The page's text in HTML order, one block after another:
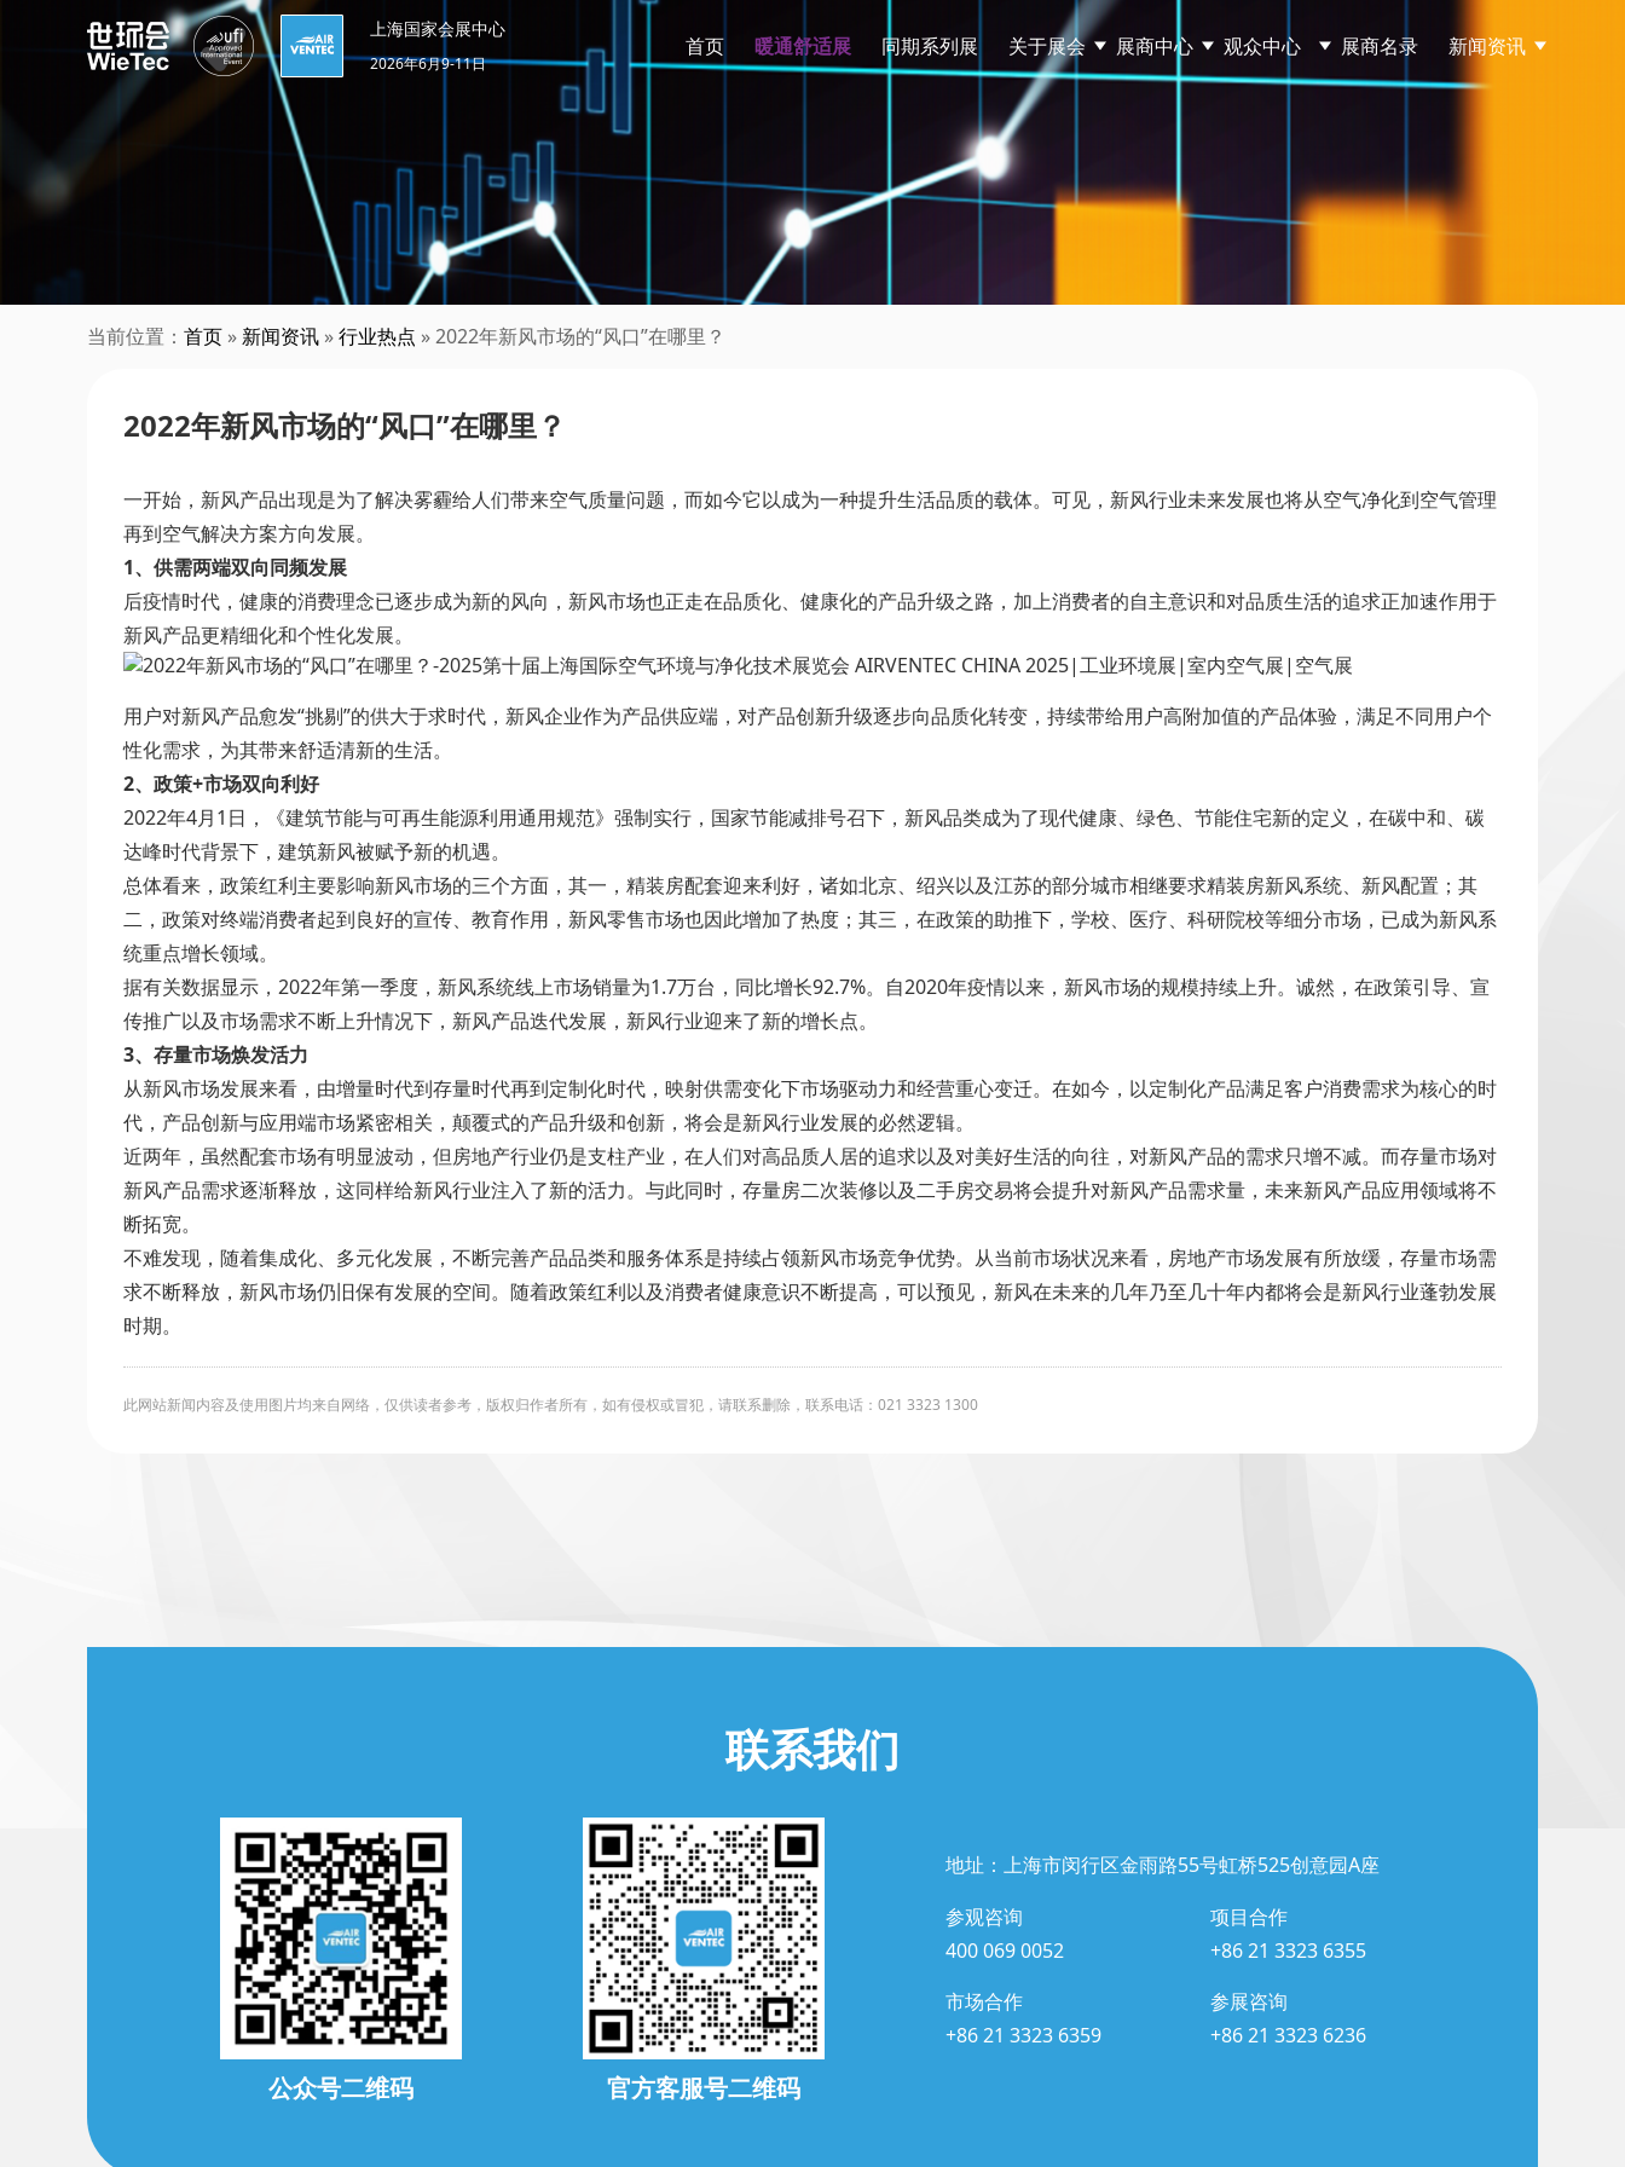
上海国家会展中心
2026年6月9-11日
首页 暖通舒适展 同期系列展 关于展会 展商中心 观众中心 展商名录 新闻资讯
当前位置： 首页 » 新闻资讯 »行业热点 » 2022年新风市场的“风口”在哪里？
2022年新风市场的“风口”在哪里？
一开始，新风产品出现是为了解决雾霾给人们带来空气质量问题，而如今它以成为一种提升生活品质的载体。可见，新风行业未来发展也将从空气净化到空气管理
再到空气解决方案方向发展。
1、供需两端双向同频发展
后疫情时代，健康的消费理念已逐步成为新的风向，新风市场也正走在品质化、健康化的产品升级之路，加上消费者的自主意识和对品质生活的追求正加速作用于
新风产品更精细化和个性化发展。
用户对新风产品愈发“挑剔”的供大于求时代，新风企业作为产品供应端，对产品创新升级逐步向品质化转变，持续带给用户高附加值的产品体验，满足不同用户个
性化需求，为其带来舒适清新的生活。
2、政策+市场双向利好
2022年4月1日，《建筑节能与可再生能源利用通用规范》强制实行，国家节能减排号召下，新风品类成为了现代健康、绿色、节能住宅新的定义，在碳中和、碳
达峰时代背景下，建筑新风被赋予新的机遇。
总体看来，政策红利主要影响新风市场的三个方面，其一，精装房配套迎来利好，诸如北京、绍兴以及江苏的部分城市相继要求精装房新风系统、新风配置；其
二，政策对终端消费者起到良好的宣传、教育作用，新风零售市场也因此增加了热度；其三，在政策的助推下，学校、医疗、科研院校等细分市场，已成为新风系
统重点增长领域。
据有关数据显示，2022年第一季度，新风系统线上市场销量为1.7万台，同比增长92.7%。自2020年疫情以来，新风市场的规模持续上升。诚然，在政策引导、宣
传推广以及市场需求不断上升情况下，新风产品迭代发展，新风行业迎来了新的增长点。
3、存量市场焕发活力
从新风市场发展来看，由增量时代到存量时代再到定制化时代，映射供需变化下市场驱动力和经营重心变迁。在如今，以定制化产品满足客户消费需求为核心的时
代，产品创新与应用端市场紧密相关，颠覆式的产品升级和创新，将会是新风行业发展的必然逻辑。
近两年，虽然配套市场有明显波动，但房地产行业仍是支柱产业，在人们对高品质人居的追求以及对美好生活的向往，对新风产品的需求只增不减。而存量市场对
新风产品需求逐渐释放，这同样给新风行业注入了新的活力。与此同时，存量房二次装修以及二手房交易将会提升对新风产品需求量，未来新风产品应用领域将不
断拓宽。
不难发现，随着集成化、多元化发展，不断完善产品品类和服务体系是持续占领新风市场竞争优势。从当前市场状况来看，房地产市场发展有所放缓，存量市场需
求不断释放，新风市场仍旧保有发展的空间。随着政策红利以及消费者健康意识不断提高，可以预见，新风在未来的几年乃至几十年内都将会是新风行业蓬勃发展
时期。
此网站新闻内容及使用图片均来自网络，仅供读者参考，版权归作者所有，如有侵权或冒犯，请联系删除，联系电话：021 3323 1300
联系我们
公众号二维码 官方客服号二维码
地址：上海市闵行区金雨路55号虹桥525创意园A座
参观咨询
400 069 0052
项目合作
+86 21 3323 6355
市场合作
+86 21 3323 6359
参展咨询
+86 21 3323 6236